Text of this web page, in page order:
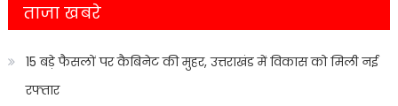
ताजा खबरे
15 बड़े फैसलों पर कैबिनेट की मुहर, उत्तराखंड में विकास को मिली नई
रफ्तार